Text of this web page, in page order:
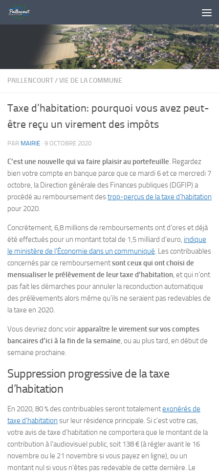
Skip to content
PAILLENCOURT/VIE DE LA COMMUNE
Taxe d’habitation: pourquoi vous avez peut-
être reçu un virement des impôts
PAR MAIRIE · 9 OCTOBRE 2020
C’est une nouvelle qui va faire plaisir au portefeuille. Regardez
bien votre compte en banque parce que ce mardi 6 et ce mercredi 7
octobre, la Direction générale des Finances publiques (DGFIP) a
procédé au remboursement destrop-perçus de la taxe d’habitation
pour 2020.
Concrètement, 6,8 millions de remboursements ont d’ores et déjà
été effectués pour un montant total de 1,5 milliard d’euro, indique
le ministère de l’Économie dans un communiqué. Les contribuables
concernés par ce remboursementsont ceux qui ont choisi de
mensualiser le prélèvement de leur taxe d’habitation, et qui n’ont
pas fait les démarches pour annuler la reconduction automatique
des prélèvements alors même qu’ils ne seraient pas redevables de
la taxe en 2020.
Vous devriez donc voirapparaître le virement sur vos comptes
bancaires d’ici à la fin de la semaine, ou au plus tard, en début de
semaine prochaine.
Suppression progressive de la taxe
d’habitation
En 2020, 80 % des contribuables seront totalementexonérés de
taxe d’habitation sur leur résidence principale. Si c’est votre cas,
votre avis de taxe d’habitation ne comportera que le montant de la
contribution à l’audiovisuel public, soit 138 € (à régler avant le 16
novembre ou le 21 novembre si vous payez en ligne), ou un
montant nul si vous n’êtes pas redevable de cette dernière. Le